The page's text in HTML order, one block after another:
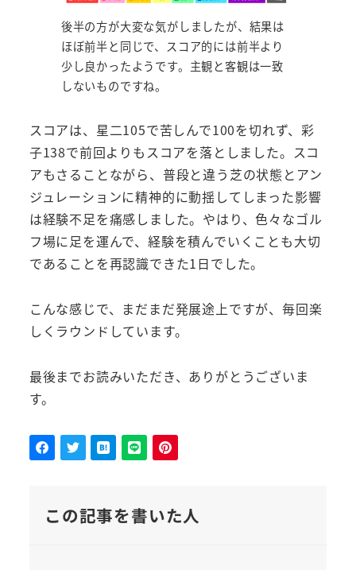
後半の方が大変な気がしましたが、結果は
ほぼ前半と同じで、スコア的には前半より
少し良かったようです。主観と客観は一致
しないものですね。
スコアは、星二105で苦しんで100を切れず、彩
子138で前回よりもスコアを落としました。スコ
アもさることながら、普段と違う芝の状態とアン
ジュレーションに精神的に動揺してしまった影響
は経験不足を痛感しました。やはり、色々なゴル
フ場に足を運んで、経験を積んでいくことも大切
であることを再認識できた1日でした。
こんな感じで、まだまだ発展途上ですが、毎回楽
しくラウンドしています。
最後までお読みいただき、ありがとうございま
す。
この記事を書いた人